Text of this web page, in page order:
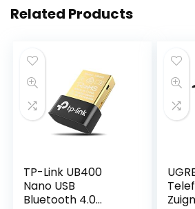
Related Products
TP-Link UB400
Nano USB
Bluetooth 4.0